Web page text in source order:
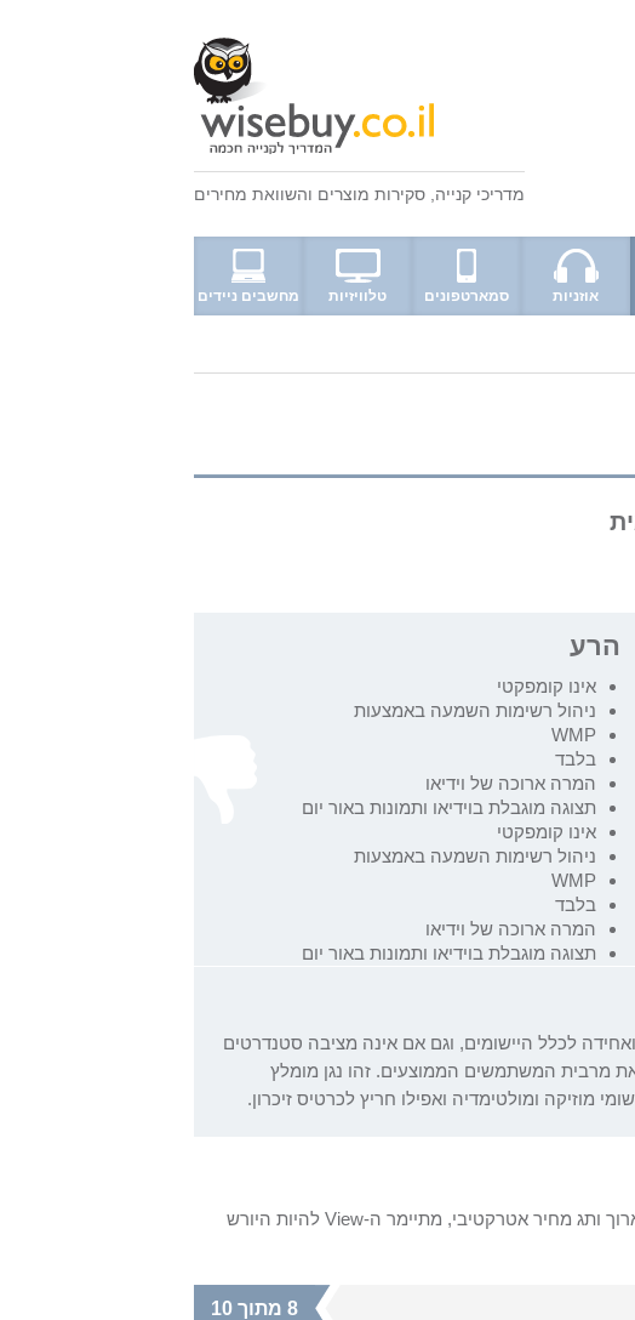
מדריכי קנייה סקירות מוצרים והשוואת מחירים
אוזניות סמארטפונים טלוויזיות מחשבים ניידים
הרע
אינו קומפקטי
ניהול רשימות השמעה באמצעות
WMP
בלבד
המרה ארוכה של וידיאו
תצוגה מוגבלת בוידיאו ותמונות באור יום
אינו קומפקטי
ניהול רשימות השמעה באמצעות
WMP
בלבד
המרה ארוכה של וידיאו
תצוגה מוגבלת בוידיאו ותמונות באור יום
לכלל היישומים, וגם אם אינה מציבה סטנדרטים
מרבית המשתמשים הממוצעים. זהו נגן מומלץ
מוזיקה ומולטימדיה ואפילו חריץ לכרטיס זיכרון.
ותג מחיר אטרקטיבי, מתיימר ה-View להיות היורש
8 מתוך 10